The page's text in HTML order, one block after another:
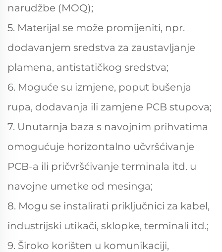
narudžbe (MOQ);
5. Materijal se može promijeniti, npr.
dodavanjem sredstva za zaustavljanje
plamena, antistatičkog sredstva;
6. Moguće su izmjene, poput bušenja
rupa, dodavanja ili zamjene PCB stupova;
7. Unutarnja baza s navojnim prihvatima
omogućuje horizontalno učvršćivanje
PCB-a ili pričvršćivanje terminala itd. u
navojne umetke od mesinga;
8. Mogu se instalirati priključnici za kabel,
industrijski utikači, sklopke, terminali itd.;
9. Široko korišten u komunikaciji,